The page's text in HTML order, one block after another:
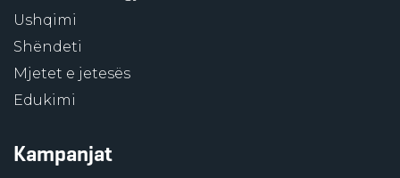
Ushqimi
Shëndeti
Mjetet e jetesës
Edukimi
Kampanjat